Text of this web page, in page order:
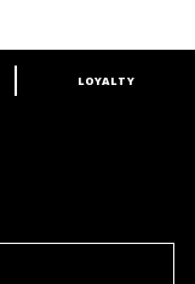
LOYALTY